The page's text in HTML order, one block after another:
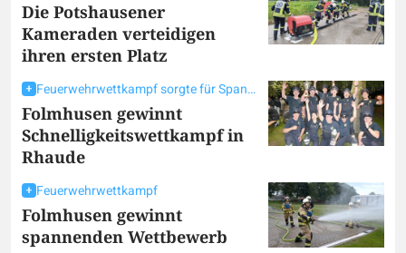
Die Potshausener
Kameraden verteidigen
ihren ersten Platz
Feuerwehrwettkampf sorgte für Spannung
Folmhusen gewinnt
Schnelligkeitswettkampf in
Rhaude
Feuerwehrwettkampf
Folmhusen gewinnt
spannenden Wettbewerb